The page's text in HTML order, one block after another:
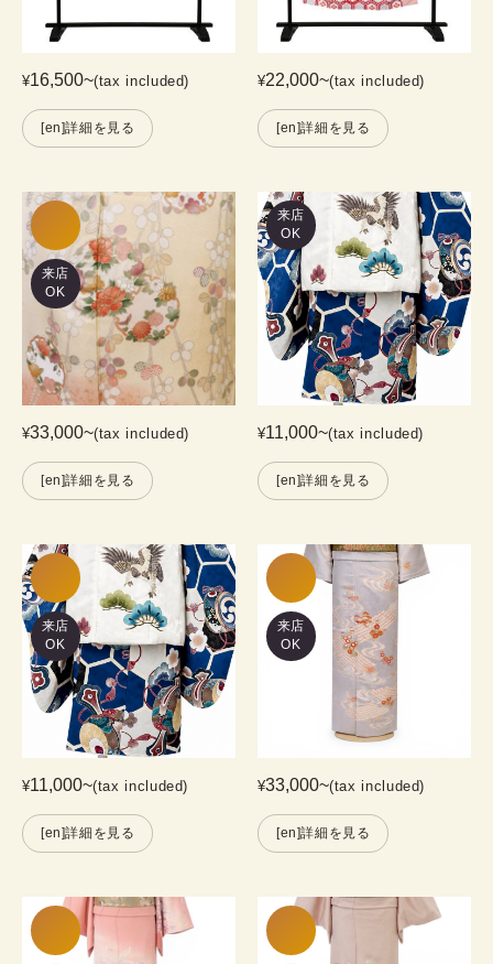
¥16,500~(tax included)
[en]詳細を見る
¥22,000~(tax included)
[en]詳細を見る
来店
OK
¥33,000~(tax included)
[en]詳細を見る
来店
OK
¥11,000~(tax included)
[en]詳細を見る
来店
OK
¥11,000~(tax included)
[en]詳細を見る
来店
OK
¥33,000~(tax included)
[en]詳細を見る